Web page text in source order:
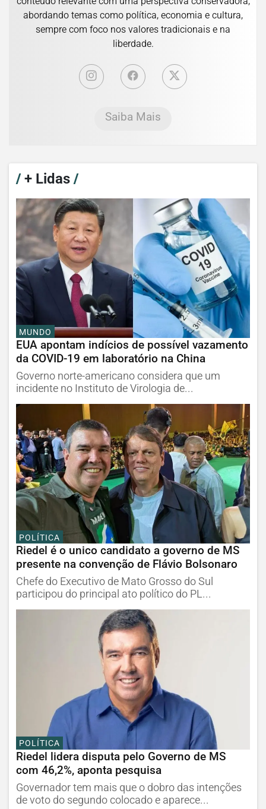
abordando temas como política, economia e cultura,
sempre com foco nos valores tradicionais e na
liberdade.
Saiba Mais
/+ Lidas /
MUNDO
EUA apontam indícios de possível vazamento
da COVID-19 em laboratório na China
Governo norte-americano considera que um
incidente no Instituto de Virologia de...
POLÍTICA
Riedel é o unico candidato a governo de MS
presente na convenção de Flávio Bolsonaro
Chefe do Executivo de Mato Grosso do Sul
participou do principal ato político do PL...
POLÍTICA
Riedel lidera disputa pelo Governo de MS
com 46,2%, aponta pesquisa
Governador tem mais que o dobro das intenções
de voto do segundo colocado e aparece...